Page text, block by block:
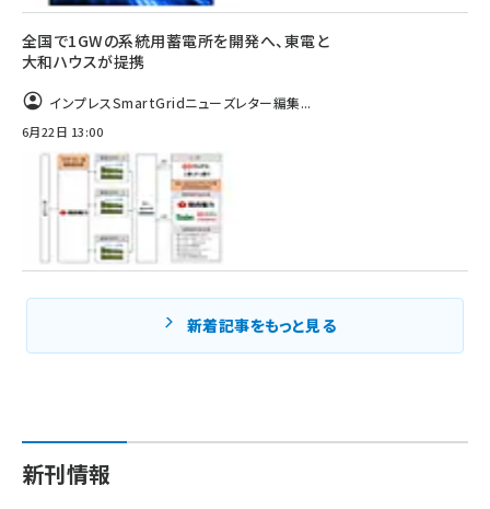
全国で1GWの系統用蓄電所を開発へ、東電と
大和ハウスが提携
インプレスSmartGridニューズレター編集...
6月22日 13:00
新着記事をもっと見る
新刊情報